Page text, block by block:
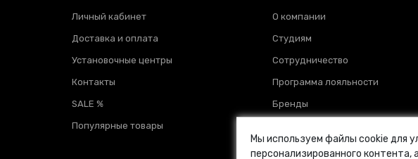
Личный кабинет
Доставка и оплата
Установочные центры
Контакты
SALE %
Популярные товары
О компании
Студиям
Сотрудничество
Программа лояльности
Бренды
Новости
Мы используем файлы cookie для
персонализированного